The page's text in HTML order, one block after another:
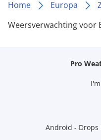
Home Europa
Weersverwachting voor
Pro
Android -